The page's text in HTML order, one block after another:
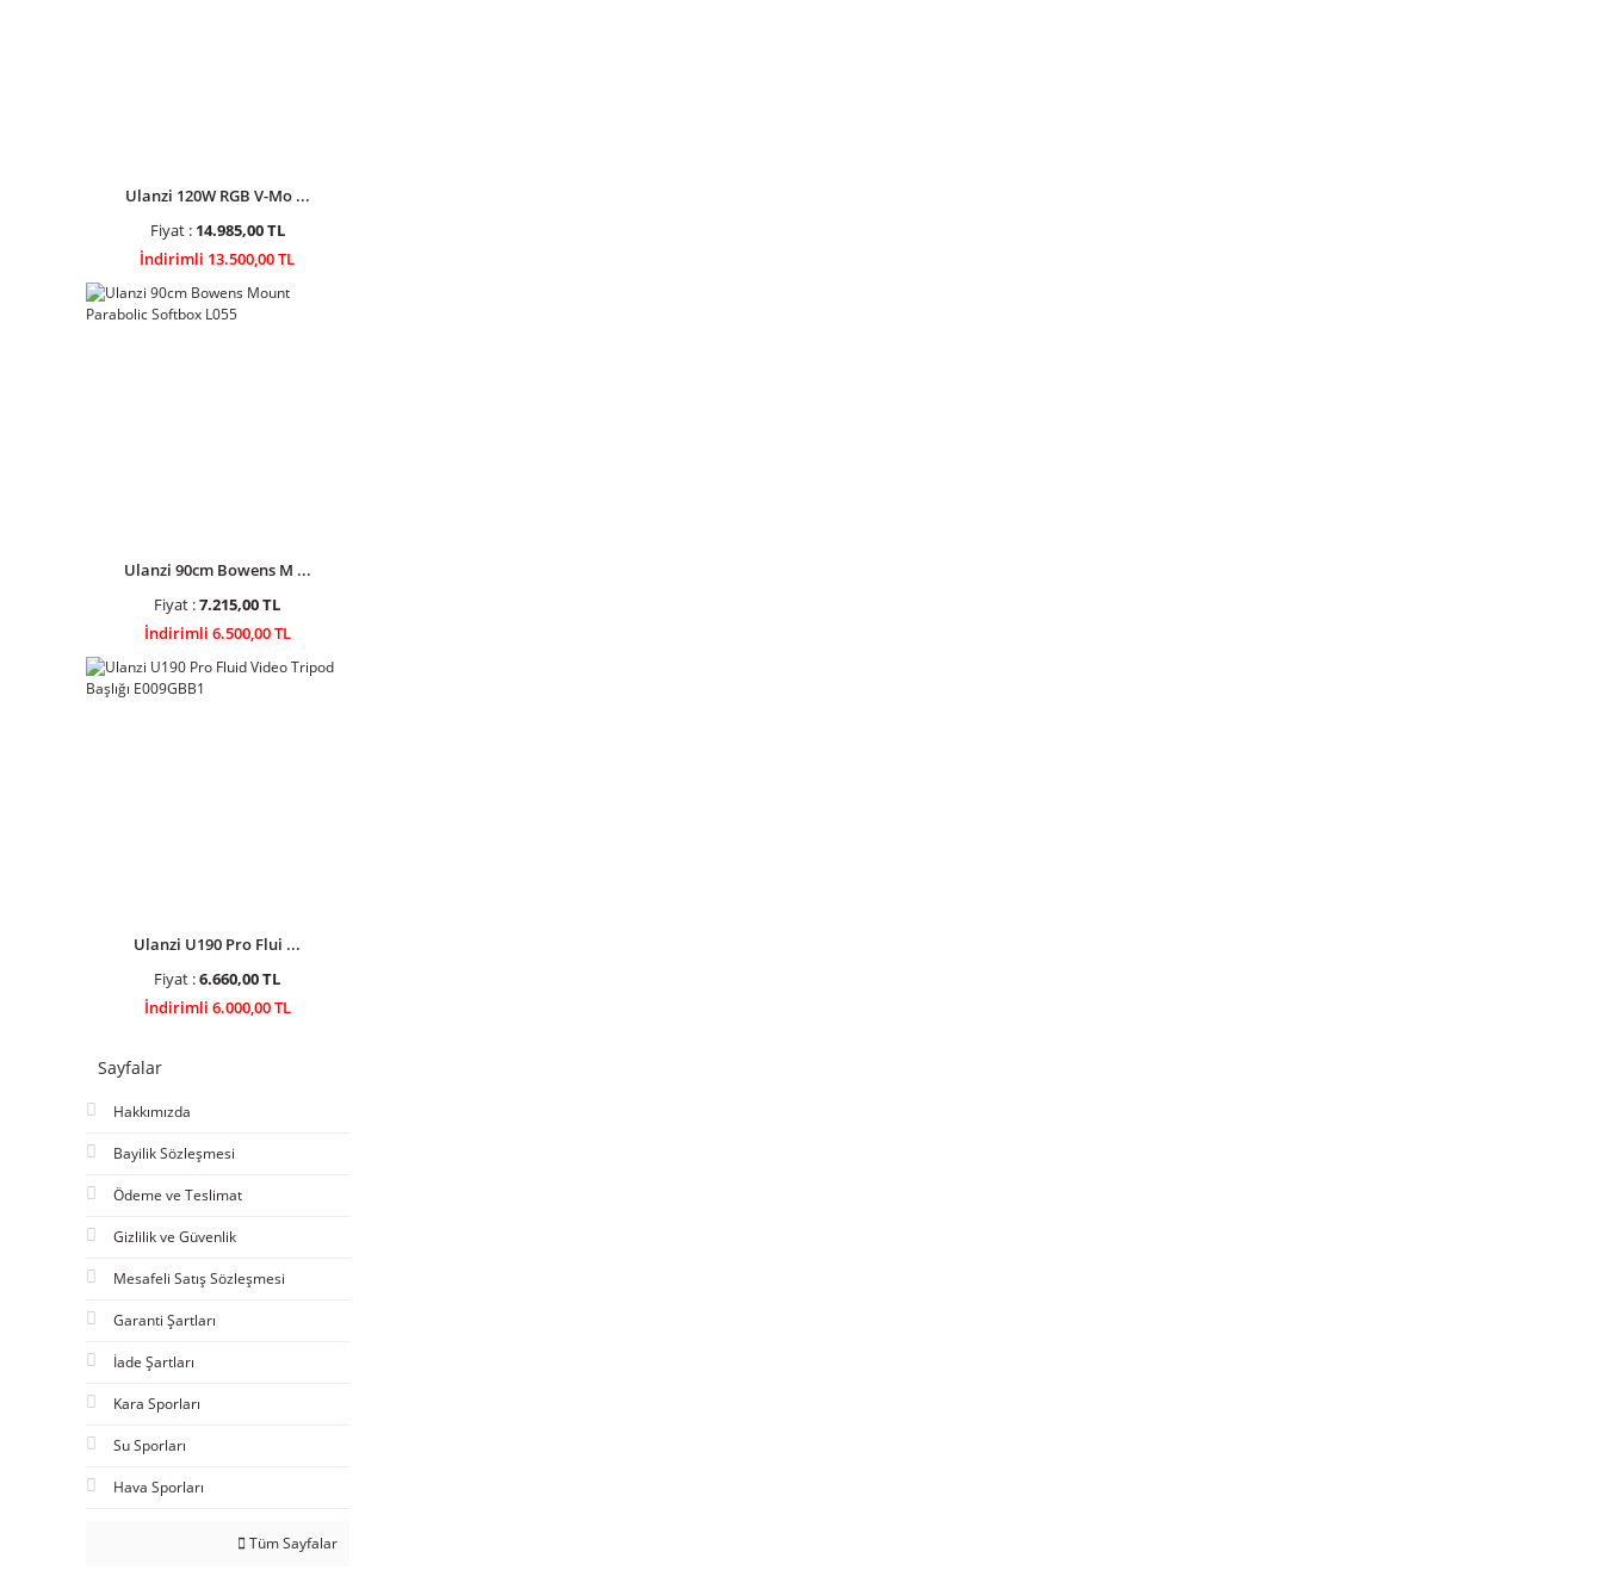
Ulanzi 120W RGB V-Mo ...
Fiyat : 14.985,00 TL
İndirimli 13.500,00 TL
Ulanzi 90cm Bowens M ...
Fiyat :7.215,00 TL
İndirimli 6.500,00 TL
Ulanzi U190 Pro Flui ...
Fiyat :6.660,00 TL
İndirimli 6.000,00 TL
Sayfalar
Hakkımızda
Bayilik Sözleşmesi
Ödeme ve Teslimat
Gizlilik ve Güvenlik
Mesafeli Satış Sözleşmesi
Garanti Şartları
İade Şartları
Kara Sporları
Su Sporları
Hava Sporları
Tüm Sayfalar